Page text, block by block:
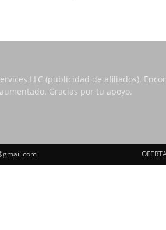
LLC (publicidad de afiliados).
Gracias por tu apoyo.